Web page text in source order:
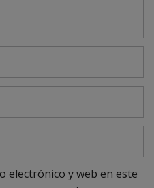
electrónico y web en este